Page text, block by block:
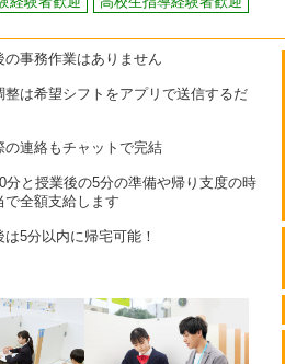
の事務作業はありません
整は希望シフトをアプリで送信するだ
の連絡もチャットで完結
分と授業後の5分の準備や帰り支度の時
で全額支給します
は5分以内に帰宅可能！